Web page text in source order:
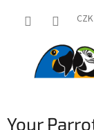
CZK
Your